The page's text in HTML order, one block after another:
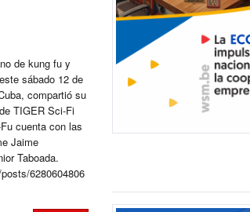
de kung fu y
sábado 12 de
compartió su
TIGER Sci-Fi
cuenta con las
Jaime
Taboada.
6280604806